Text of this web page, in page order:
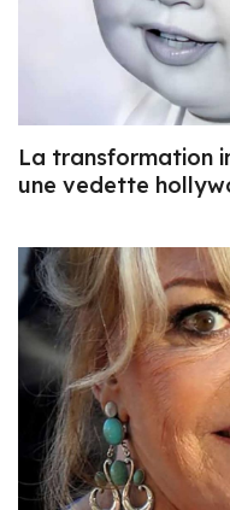
La transformation
une vedette